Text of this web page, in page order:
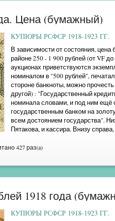
Цена (бумажный)
КУПЮРЫ РСФСР 1918-1923 ГГ.
В зависимости от состояния,
районе 250 - 1 900 рублей (от VF
аукционах приветствуются
номиналом в "500 рублей",
стороне банкноты, можно
другой) : "Государственный
номинала словами, и под ним ещё
государственным банком на
всем достоянием государства".
Пятакова, и кассира. Внизу
427 раз(a)
1918 года
КУПЮРЫ РСФСР 1918-1923 ГГ.